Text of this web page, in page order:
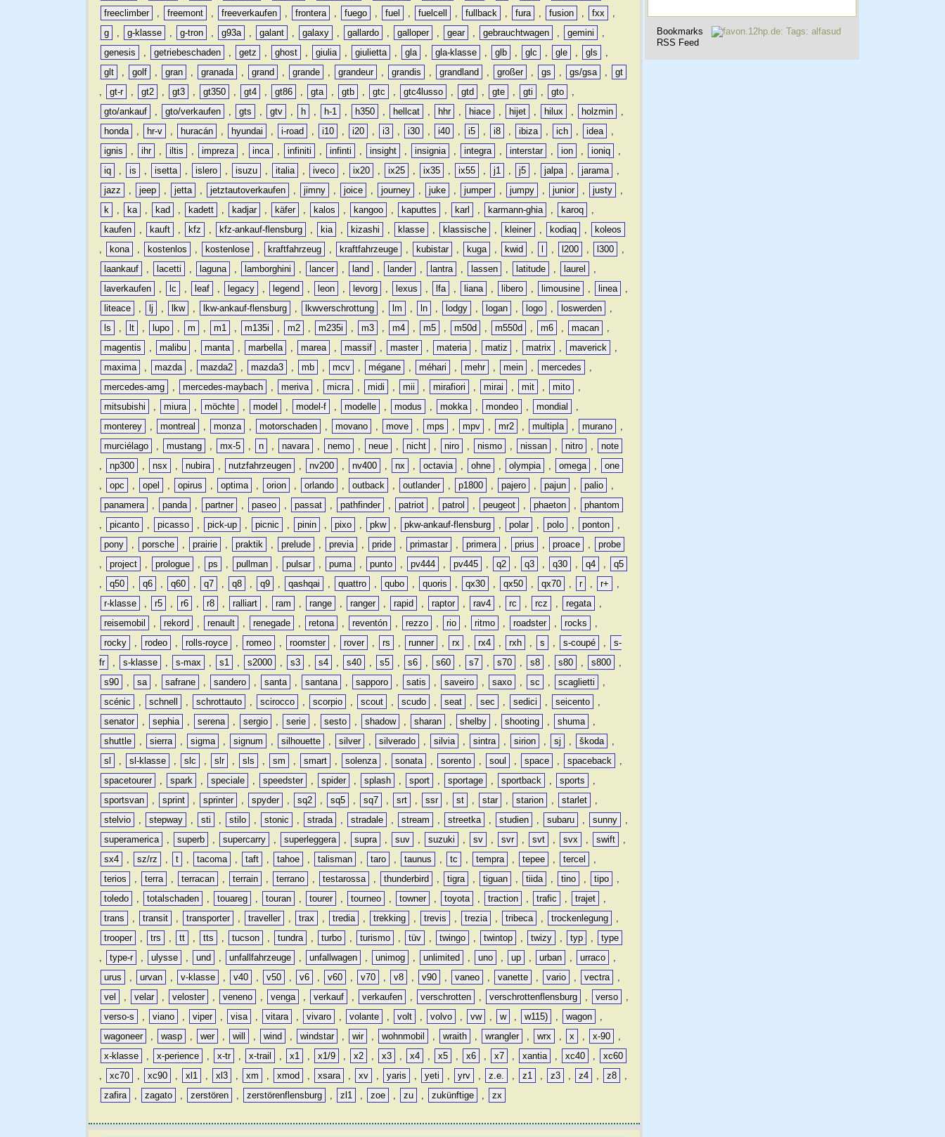
freeclimber
, freemont , freeverkaufen , frontera , fuego , fuel , fuelcell , fullback , fura , fusion , fxx
,
g
, g-klasse , g-tron , g93a , galant , galaxy , gallardo , galloper , gear , gebrauchtwagen , gemini
,
genesis
, getriebeschaden , getz , ghost , giulia , giulietta , gla , gla-klasse , glb , glc , gle , gls
,
glt
, golf , gran , granada , grand , grande , grandeur , grandis , grandland , großer , gs , gs/gsa ,
gt
,
gt-r , gt2 , gt3 , gt350 , gt4 , gt86 , gta , gtb , gtc , gtc4lusso , gtd , gte , gti , gto
,
gto/ankauf
, gto/verkaufen , gts , gtv , h , h-1 , h350 , hellcat , hhr , hiace , hijet , hilux , holzmin
,
honda
, hr-v , huracán , hyundai , i-road , i10 , i20 , i3 , i30 , i40 , i5 , i8 , ibiza , ich , idea
,
ignis
, ihr , iltis , impreza , inca , infiniti , infinti , insight , insignia , integra , interstar , ion , ioniq
,
iq
, is , isetta , islero , isuzu , italia , iveco , ix20 , ix25 , ix35 , ix55 , j1 , j5 , jalpa , jarama
,
jazz
, jeep , jetta , jetztautoverkaufen , jimny , joice , journey , juke , jumper , jumpy , junior , justy
,
k
, ka , kad , kadett , kadjar , käfer , kalos , kangoo , kaputtes , karl , karmann-ghia , karoq
,
kaufen
, kauft , kfz , kfz-ankauf-flensburg , kia , kizashi , klasse , klassische , kleiner , kodiaq ,
koleos
,
kona , kostenlos , kostenlose , kraftfahrzeug , kraftfahrzeuge , kubistar , kuga , kwid , , l200 , l300
,
laankauf
, lacetti , laguna , lamborghini , lancer , land , lander , lantra , lassen , latitude , laurel
,
laverkaufen
, lc , leaf , legacy , legend , leon , levorg , lexus , lfa , liana , libero , limousine , linea
,
liteace
, lj , lkw , lkw-ankauf-flensburg , lkwverschrottung , lm , ln , lodgy , logan , logo , loswerden
,
ls
, lt , lupo , m , m1 , m135i , m2 , m235i , m3 , m4 , m5 , m50d , m550d , m6 , macan
,
magentis
, malibu , manta , marbella , marea , massif , master , materia , matiz , matrix , maverick
,
maxima
, mazda , mazda2 , mazda3 , mb , mcv , mégane , méhari , mehr , mein , mercedes
,
mercedes-amg
, mercedes-maybach , meriva , micra , midi , mii , mirafiori , mirai , mit , mito
,
mitsubishi
, miura , möchte , model , model-f , modelle , modus , mokka , mondeo , mondial
,
monterey
, montreal , monza , motorschaden , movano , move , mps , mpv , mr2 , multipla , murano
,
murciélago
, mustang , mx-5 , n , navara , nemo , neue , nicht , niro , nismo , nissan , nitro ,
note
,
np300 , nsx , nubira , nutzfahrzeugen , nv200 , nv400 , nx , octavia , ohne , olympia , omega ,
one
,
opc , opel , opirus , optima , orion , orlando , outback , outlander , p1800 , pajero , pajun , palio
,
panamera
, panda , partner , paseo , passat , pathfinder , patriot , patrol , peugeot , phaeton ,
phantom
,
picanto , picasso , pick-up , picnic , pinin , pixo , pkw , pkw-ankauf-flensburg , polar , polo , ponton
,
pony
, porsche , prairie , praktik , prelude , previa , pride , primastar , primera , prius , proace ,
probe
,
project , prologue , ps , pullman , pulsar , puma , punto , pv444 , pv445 , q2 , q3 , q30 , q4 ,
q5
,
q50 , q6 , q60 , q7 , q8 , q9 , qashqai , quattro , qubo , quoris , qx30 , qx50 , qx70 , r , r+
,
r-klasse
, r5 , r6 , r8 , ralliart , ram , range , ranger , rapid , raptor , rav4 , rc , rcz , regata
,
reisemobil
, rekord , renault , renegade , retona , reventón , rezzo , rio , ritmo , roadster , rocks
,
rocky
, rodeo , rolls-royce , romeo , roomster , rover , rs , runner , rx , rx4 , rxh , s , s-coupé ,
s-
fr
, s-klasse , s-max , s1 , s2000 , s3 , s4 , s40 , s5 , s6 , s60 , s7 , s70 , s8 , s80 , s800
,
s90
, sa , safrane , sandero , santa , santana , sapporo , satis , saveiro , saxo , sc , scaglietti
,
scénic
, schnell , schrottauto , scirocco , scorpio , scout , scudo , seat , sec , sedici , seicento
,
senator
, sephia , serena , sergio , serie , sesto , shadow , sharan , shelby , shooting , shuma
,
shuttle
, sierra , sigma , signum , silhouette , silver , silverado , silvia , sintra , sirion , sj , škoda
,
sl
, sl-klasse , slc , slr , sls , sm , smart , solenza , sonata , sorento , soul , space , spaceback
,
spacetourer
, spark , speciale , speedster , spider , splash , sport , sportage , sportback , sports
,
sportsvan
, sprint , sprinter , spyder , sq2 , sq5 , sq7 , srt , ssr , st , star , starion , starlet
,
stelvio
, stepway , sti , stilo , stonic , strada , stradale , stream , streetka , studien , subaru , sunny
,
superamerica
, superb , supercarry , superleggera , supra , suv , suzuki , sv , svr , svt , svx , swift
,
sx4
, sz/rz , t , tacoma , taft , tahoe , talisman , taro , taunus , tc , tempra , tepee , tercel
,
terios
, terra , terracan , terrain , terrano , testarossa , thunderbird , tigra , tiguan , tiida , tino , tipo
,
toledo
, totalschaden , touareg , touran , tourer , tourneo , towner , toyota , traction , trafic , trajet
,
trans
, transit , transporter , traveller , trax , tredia , trekking , trevis , trezia , tribeca , trockenlegung
,
trooper
, trs , tt , tts , tucson , tundra , turbo , turismo , tüv , twingo , twintop , twizy , typ ,
type
,
type-r , ulysse , und , unfallfahrzeuge , unfallwagen , unimog , unlimited , uno , up , urban , urraco
,
urus
, urvan , v-klasse , v40 , v50 , v6 , v60 , v70 , v8 , v90 , vaneo , vanette , vario , vectra
,
vel
, velar , veloster , veneno , venga , verkauf , verkaufen , verschrotten , verschrottenflensburg , verso
,
verso-s
, viano , viper , visa , vitara , vivaro , volante , volt , volvo , vw , w , w115) , wagon
,
wagoneer
, wasp , wer , will , wind , windstar , wir , wohnmobil , wraith , wrangler , wrx , x , x-90
,
x-klasse
, x-perience , x-tr , x-trail , x1 , x1/9 , x2 , x3 , x4 , x5 , x6 , x7 , xantia , xc40 ,
xc60
,
xc70 , xc90 , xl1 , xl3 , xm , xmod , xsara , xv , yaris , yeti , yrv , z.e. , z1 , z3 , z4 , z8
,
zafira
, zagato , zerstören , zerstörenflensburg , zl1 , zoe , zu , zukünftige , zx
Bookmarks
RSS Feed